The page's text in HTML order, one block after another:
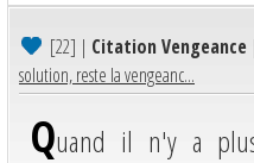
[22] | Citation Vengeance
solution, reste la vengeanc...
Quand il n'y a